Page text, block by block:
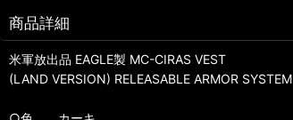
商品詳細
米軍放出品 EAGLE製 MC-CIRAS VEST
(LAND VERSION) RELEASABLE ARMOR SYSTEM